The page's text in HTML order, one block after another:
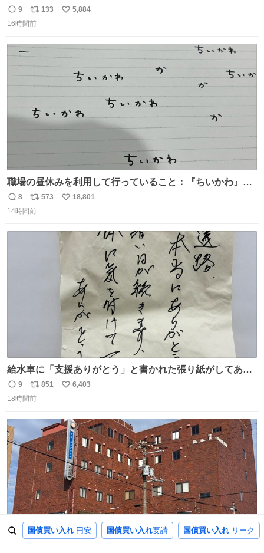
国債買い入れ 円安 国債買い入れ要請 国債買い入れ リーク
まうもの
返
信
9
リ
ポ
ト
数
133
い
数
5,884
16時間前
職場の昼休みを利用して行っていること：『ちいかわ』の
タイトルフォントの練習
返
信
8
リ
ポ
573
い
数
18,801
14時間前
給水車に「支援ありがとう」と書かれた張り紙がしてあっ
たのだ。現地で活動する職員の疲れも少し吹き飛んだの
だ。温かいお気持ち、本当にありがとうございますなのだ
を続けていくのだ💪＃米子市上下水道局 ＃給水支援
返
信
9
リ
ポ
数
851
い
数
6,403
18時間前